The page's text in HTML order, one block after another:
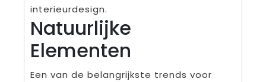
interieurdesign.
Natuurlijke
Elementen
Een van de belangrijkste trends voor